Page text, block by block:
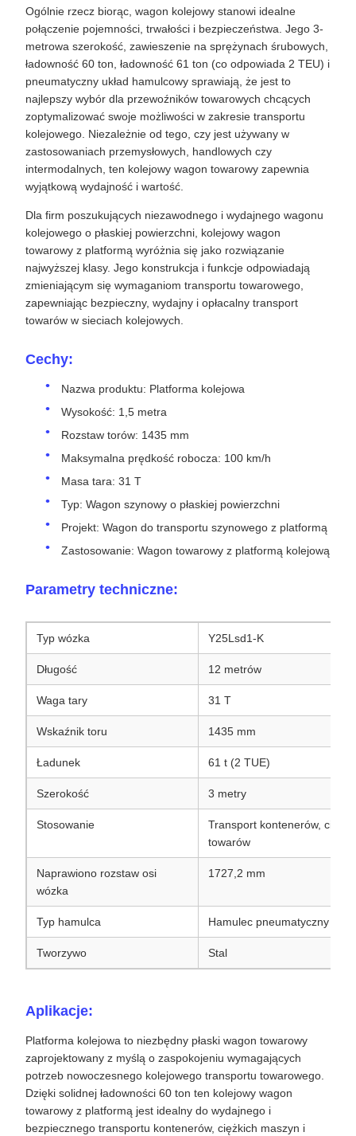
Ogólnie rzecz biorąc, wagon kolejowy stanowi idealne
połączenie pojemności, trwałości i bezpieczeństwa. Jego 3-
metrowa szerokość, zawieszenie na sprężynach śrubowych,
ładowność 60 ton, ładowność 61 ton (co odpowiada 2 TEU) i
pneumatyczny układ hamulcowy sprawiają, że jest to
najlepszy wybór dla przewoźników towarowych chcących
zoptymalizować swoje możliwości w zakresie transportu
kolejowego. Niezależnie od tego, czy jest używany w
zastosowaniach przemysłowych, handlowych czy
intermodalnych, ten kolejowy wagon towarowy zapewnia
wyjątkową wydajność i wartość.
Dla firm poszukujących niezawodnego i wydajnego wagonu
kolejowego o płaskiej powierzchni, kolejowy wagon
towarowy z platformą wyróżnia się jako rozwiązanie
najwyższej klasy. Jego konstrukcja i funkcje odpowiadają
zmieniającym się wymaganiom transportu towarowego,
zapewniając bezpieczny, wydajny i opłacalny transport
towarów w sieciach kolejowych.
Cechy:
Nazwa produktu: Platforma kolejowa
Wysokość: 1,5 metra
Rozstaw torów: 1435 mm
Maksymalna prędkość robocza: 100 km/h
Masa tara: 31 T
Typ: Wagon szynowy o płaskiej powierzchni
Projekt: Wagon do transportu szynowego z platformą
Zastosowanie: Wagon towarowy z platformą kolejową
Parametry techniczne:
Typ wózka Y25Lsd1-K
Długość 12 metrów
Waga tary 31 T
Wskaźnik toru 1435 mm
Ładunek 61 t (2 TUE)
Szerokość 3 metry
Stosowanie
Transport kontenerów,
towarów
Naprawiono rozstaw osi
wózka
1727,2 mm
Typ hamulca Hamulec pneumatyczny
Tworzywo Stal
Aplikacje:
Platforma kolejowa to niezbędny płaski wagon towarowy
zaprojektowany z myślą o zaspokojeniu wymagających
potrzeb nowoczesnego kolejowego transportu towarowego.
Dzięki solidnej ładowności 60 ton ten kolejowy wagon
towarowy z platformą jest idealny do wydajnego i
bezpiecznego transportu kontenerów, ciężkich maszyn i